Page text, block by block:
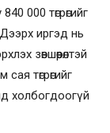
000 төгрөгийг
Дээрх иргэд нь
зөвшөөрөлтэй
төгрөгийг
холбогдоогүй